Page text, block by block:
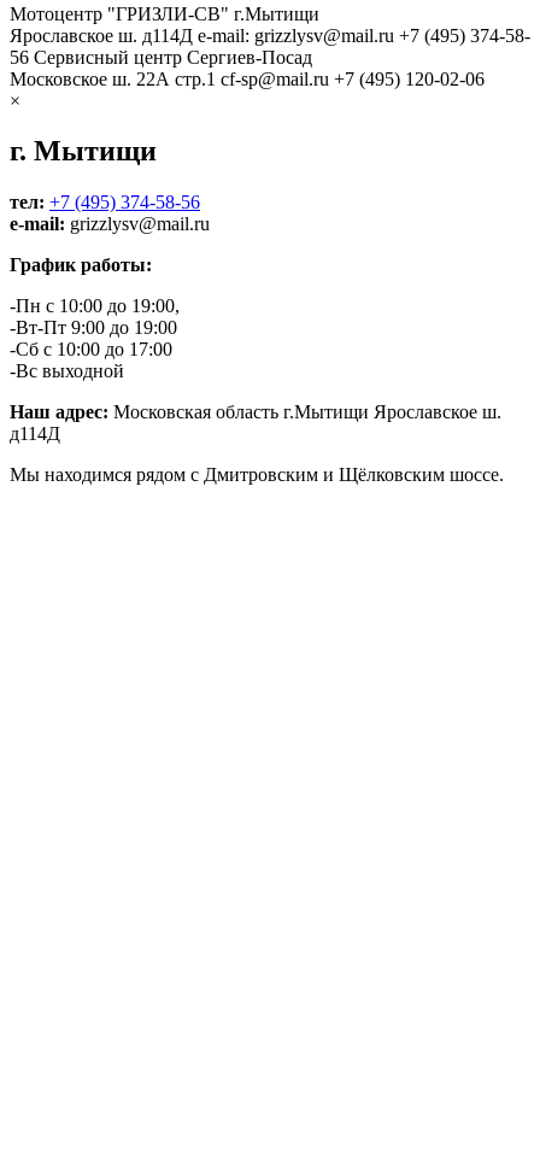
Мотоцентр "ГРИЗЛИ-СВ" г.Мытищи
Ярославское ш. д114Д e-mail: grizzlysv@mail.ru +7 (495) 374-58-
56 Сервисный центр Сергиев-Посад
Московское ш. 22А стр.1 cf-sp@mail.ru +7 (495) 120-02-06
×
г. Мытищи
тел: +7 (495) 374-58-56
e-mail: grizzlysv@mail.ru
График работы:
-Пн с 10:00 до 19:00,
-Вт-Пт 9:00 до 19:00
-Сб с 10:00 до 17:00
-Вс выходной
Наш адрес: Московская область г.Мытищи Ярославское ш.
д114Д
Мы находимся рядом с Дмитровским и Щёлковским шоссе.